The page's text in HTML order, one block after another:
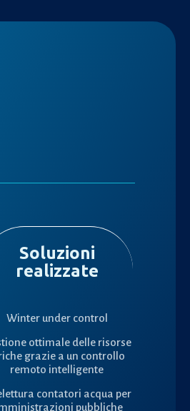
Soluzioni
realizzate
Winter under control
ottimale delle risorse
grazie a un controllo
remoto intelligente
contatori acqua per
pubbliche